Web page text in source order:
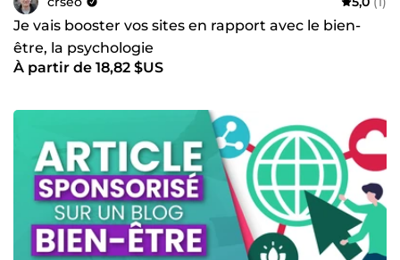
Je vais booster vos sites en rapport avec le bien-
être, la psychologie
À partir de 18,82 $US